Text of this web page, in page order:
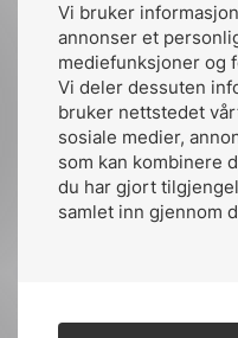
Vi bruker
annonser et
mediefunksjoner og
Vi deler dessuten
bruker nettstedet
sosiale medier,
som kan kombinere
du har gjort
samlet inn gjennom
Kontakt oss
Ansatte
Kontakt